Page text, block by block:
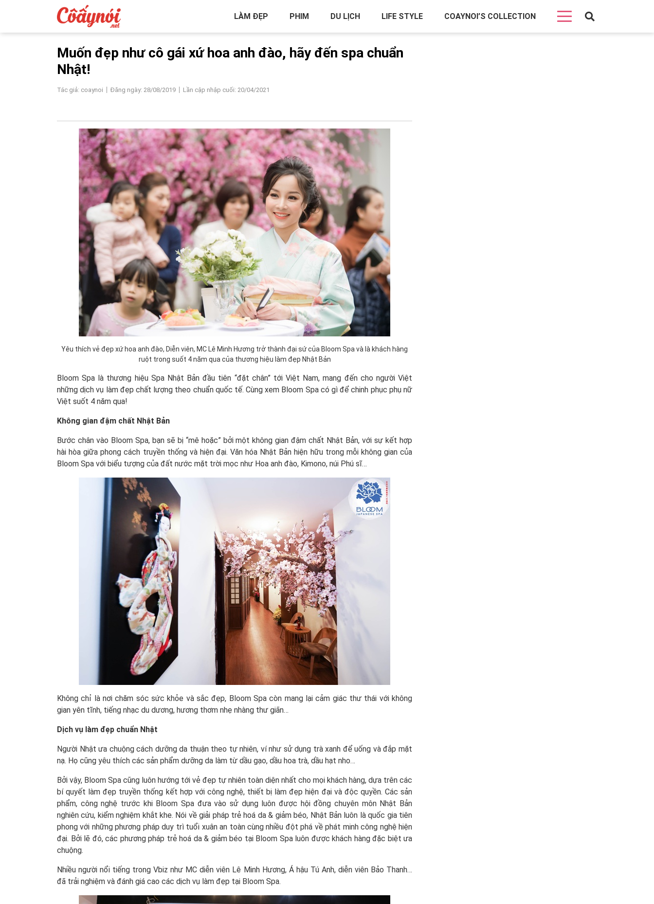
LÀM ĐẸP PHIM DU LỊCH LIFE STYLE COAYNOI’S COLLECTION
Muốn đẹp như cô gái xứ hoa anh đào, hãy đến spa chuẩn
Nhật!
Tác giả: coaynoi Đăng ngày: 28/08/2019 Lần cập nhập cuối: 20/04/2021
Yêu thích vẻ đẹp xứ hoa anh đào, Diễn viên, MC Lê Minh Hương trở thành đại sứ của Bloom Spa và là khách hàng
ruột trong suốt 4 năm qua của thương hiệu làm đẹp Nhật Bản
Bloom Spa là thương hiệu Spa Nhật Bản đầu tiên “đặt chân” tới Việt Nam, mang đến cho người Việt
những dịch vụ làm đẹp chất lượng theo chuẩn quốc tế. Cùng xem Bloom Spa có gì để chinh phục phụ nữ
Việt suốt 4 năm qua!
Không gian đậm chất Nhật Bản
Bước chân vào Bloom Spa, bạn sẽ bị “mê hoặc” bởi một không gian đậm chất Nhật Bản, với sự kết hợp
hài hòa giữa phong cách truyền thống và hiện đại. Văn hóa Nhật Bản hiện hữu trong mỗi không gian của
Bloom Spa với biểu tượng của đất nước mặt trời mọc như Hoa anh đào, Kimono, núi Phú sĩ…
Không chỉ là nơi chăm sóc sức khỏe và sắc đẹp, Bloom Spa còn mang lại cảm giác thư thái với không
gian yên tĩnh, tiếng nhạc du dương, hương thơm nhẹ nhàng thư giãn…
Dịch vụ làm đẹp chuẩn Nhật
Người Nhật ưa chuộng cách dưỡng da thuận theo tự nhiên, ví như sử dụng trà xanh để uống và đắp mặt
nạ. Họ cũng yêu thích các sản phẩm dưỡng da làm từ dầu gạo, dầu hoa trà, dầu hạt nho…
Bởi vậy, Bloom Spa cũng luôn hướng tới vẻ đẹp tự nhiên toàn diện nhất cho mọi khách hàng, dựa trên các
bí quyết làm đẹp truyền thống kết hợp với công nghệ, thiết bị làm đẹp hiện đại và độc quyền. Các sản
phẩm, công nghệ trước khi Bloom Spa đưa vào sử dụng luôn được hội đồng chuyên môn Nhật Bản
nghiên cứu, kiểm nghiệm khắt khe. Nói về giải pháp trẻ hoá da & giảm béo, Nhật Bản luôn là quốc gia tiên
phong với những phương pháp duy trì tuổi xuân an toàn cùng nhiều đột phá về phát minh công nghệ hiện
đại. Bởi lẽ đó, các phương pháp trẻ hoá da & giảm béo tại Bloom Spa luôn được khách hàng đặc biệt ưa
chuộng.
Nhiều người nổi tiếng trong Vbiz như MC diễn viên Lê Minh Hương, Á hậu Tú Anh, diễn viên Bảo Thanh…
đã trải nghiệm và đánh giá cao các dịch vụ làm đẹp tại Bloom Spa.